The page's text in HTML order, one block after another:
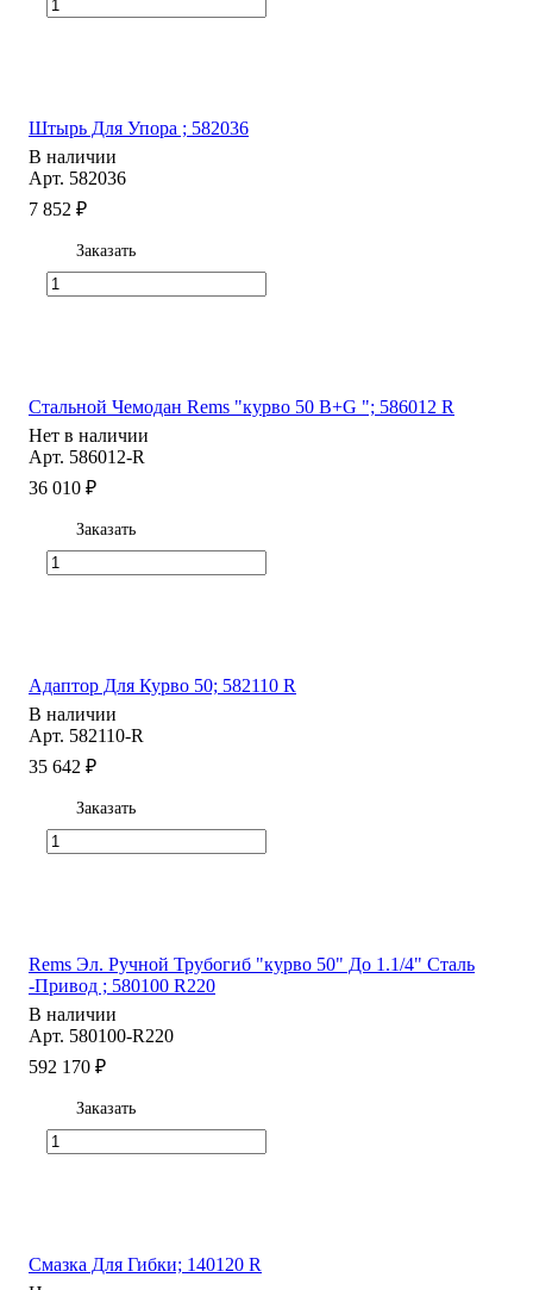
Штырь Для Упора ; 582036
В наличии
Арт. 582036
7 852 ₽
Заказать
Стальной Чемодан Rems "курво 50 B+G "; 586012 R
Нет в наличии
Арт. 586012-R
36 010 ₽
Заказать
Адаптор Для Курво 50; 582110 R
В наличии
Арт. 582110-R
35 642 ₽
Заказать
Rems Эл. Ручной Трубогиб "курво 50" До 1.1/4" Сталь
-Привод ; 580100 R220
В наличии
Арт. 580100-R220
592 170 ₽
Заказать
Смазка Для Гибки; 140120 R